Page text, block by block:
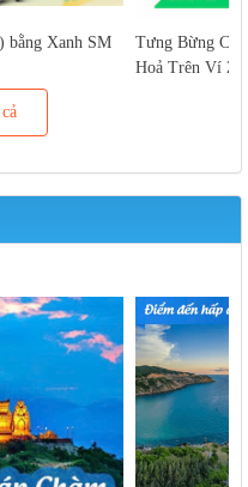
bằng Xanh SM
Tưng Bừng
Hoả Trên Ví